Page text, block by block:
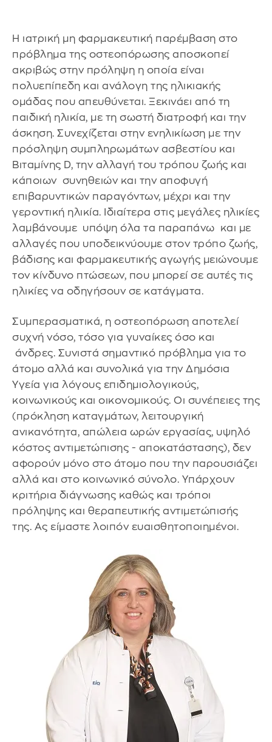
Η ιατρική μη φαρμακευτική παρέμβαση στο
πρόβλημα της οστεοπόρωσης αποσκοπεί
ακριβώς στην πρόληψη η οποία είναι
πολυεπίπεδη και ανάλογη της ηλικιακής
ομάδας που απευθύνεται. Ξεκινάει από τη
παιδική ηλικία, με τη σωστή διατροφή και την
άσκηση. Συνεχίζεται στην ενηλικίωση με την
πρόσληψη συμπληρωμάτων ασβεστίου και
Βιταμίνης D, την αλλαγή του τρόπου ζωής και
κάποιων συνηθειών και την αποφυγή
επιβαρυντικών παραγόντων, μέχρι και την
γεροντική ηλικία. Ιδιαίτερα στις μεγάλες ηλικίες
λαμβάνουμε υπόψη όλα τα παραπάνω και με
αλλαγές που υποδεικνύουμε στον τρόπο ζωής,
βάδισης και φαρμακευτικής αγωγής μειώνουμε
τον κίνδυνο πτώσεων, που μπορεί σε αυτές τις
ηλικίες να οδηγήσουν σε κατάγματα.
Συμπερασματικά, η οστεοπόρωση αποτελεί
συχνή νόσο, τόσο για γυναίκες όσο και
άνδρες. Συνιστά σημαντικό πρόβλημα για το
άτομο αλλά και συνολικά για την Δημόσια
Υγεία για λόγους επιδημιολογικούς,
κοινωνικούς και οικονομικούς. Οι συνέπειες της
(πρόκληση καταγμάτων, λειτουργική
ανικανότητα, απώλεια ωρών εργασίας, υψηλό
κόστος αντιμετώπισης - αποκατάστασης), δεν
αφορούν μόνο στο άτομο που την παρουσιάζει
αλλά και στο κοινωνικό σύνολο. Υπάρχουν
κριτήρια διάγνωσης καθώς και τρόποι
πρόληψης και θεραπευτικής αντιμετώπισής
της. Ας είμαστε λοιπόν ευαισθητοποιημένοι.